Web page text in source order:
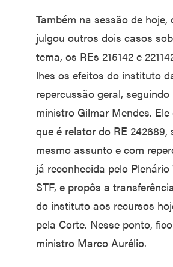
Também na sessão de hoje,
julgou outros dois casos
tema, os REs 215142 e
lhes os efeitos do instituto
repercussão geral,
ministro Gilmar Mendes.
que é relator do RE 242689,
mesmo assunto e com
já reconhecida pelo
STF, e propôs a
do instituto aos recursos
pela Corte. Nesse ponto,
ministro Marco Aurélio.